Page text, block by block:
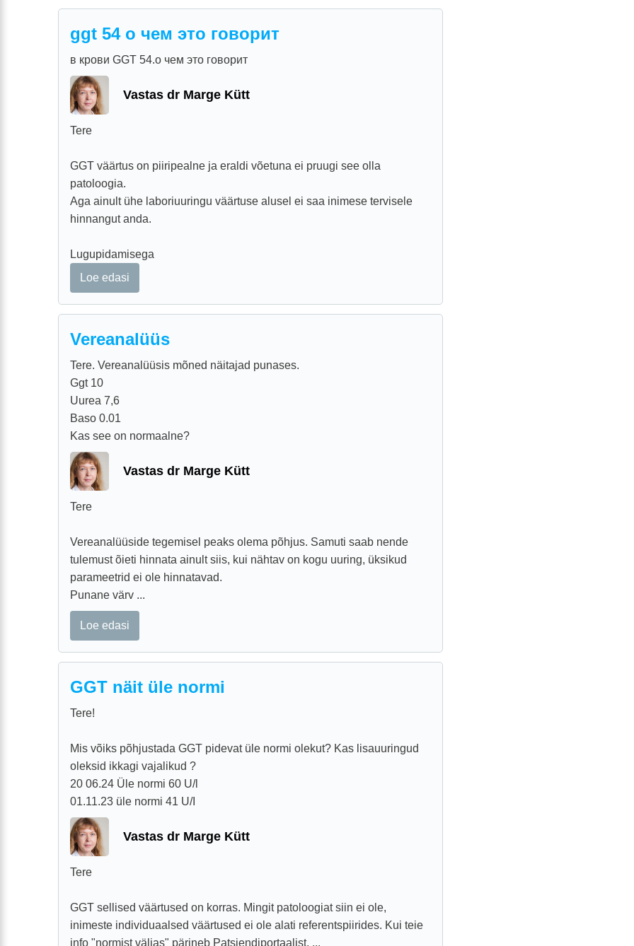
ggt 54 о чем это говорит
в крови GGT 54.о чем это говорит
Vastas dr Marge Kütt
Tere
GGT väärtus on piiripealne ja eraldi võetuna ei pruugi see olla
patoloogia.
Aga ainult ühe laboriuuringu väärtuse alusel ei saa inimese tervisele
hinnangut anda.
Lugupidamisega
Loe edasi
Vereanalüüs
Tere. Vereanalüüsis mõned näitajad punases.
Ggt 10
Uurea 7,6
Baso 0.01
Kas see on normaalne?
Vastas dr Marge Kütt
Tere
Vereanalüüside tegemisel peaks olema põhjus. Samuti saab nende
tulemust õieti hinnata ainult siis, kui nähtav on kogu uuring, üksikud
parameetrid ei ole hinnatavad.
Punane värv ...
Loe edasi
GGT näit üle normi
Tere!
Mis võiks põhjustada GGT pidevat üle normi olekut? Kas lisauuringud
oleksid ikkagi vajalikud ?
20 06.24 Üle normi 60 U/l
01.11.23 üle normi 41 U/I
Vastas dr Marge Kütt
Tere
GGT sellised väärtused on korras. Mingit patoloogiat siin ei ole,
inimeste individuaalsed väärtused ei ole alati referentspiirides. Kui teie
info "normist väljas" pärineb Patsiendiportaalist, ...